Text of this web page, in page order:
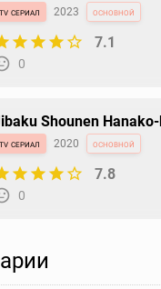
tv сериал 2023 основной
7.1
0
Shounen
tv сериал 2020 основной
7.8
0